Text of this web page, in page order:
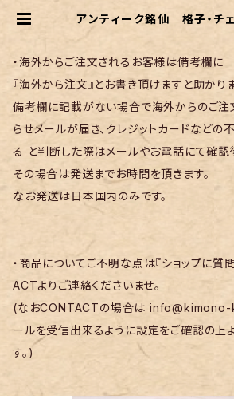
アンティーク銘仙 格子・チ
・海外からご注文されるお客様は備考欄に
『海外から注文』とお書き頂けますと助かりま
備考欄に記載がない場合で海外からのご注
らせメールが届き、クレジットカードなど
る と判断した際はメールやお電話にて確認
その場合は発送までお時間を頂きます。
なお発送は日本国内のみです。
・商品についてご不明な点は『ショップに質
ACTよりご連絡くださいませ。
(なおCONTACTの場合はinfo@kimono-
ールを受信出来るように設定をご確認の上
す。)